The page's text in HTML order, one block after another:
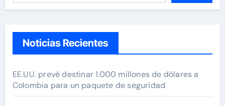
Noticias Recientes
EE.UU. prevé destinar 1.000 millones de dólares a
Colombia para un paquete de seguridad